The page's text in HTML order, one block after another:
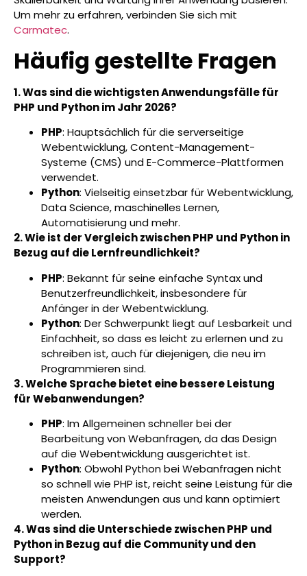
Um mehr zu erfahren, verbinden Sie sich mit
Carmatec.
Häufig gestellte Fragen
1. Was sind die wichtigsten Anwendungsfälle für
PHP und Python im Jahr 2026?
PHP: Hauptsächlich für die serverseitige
Webentwicklung, Content-Management-
Systeme (CMS) und E-Commerce-Plattformen
verwendet.
Python: Vielseitig einsetzbar für Webentwicklung,
Data Science, maschinelles Lernen,
Automatisierung und mehr.
2. Wie ist der Vergleich zwischen PHP und Python in
Bezug auf die Lernfreundlichkeit?
PHP: Bekannt für seine einfache Syntax und
Benutzerfreundlichkeit, insbesondere für
Anfänger in der Webentwicklung.
Python: Der Schwerpunkt liegt auf Lesbarkeit und
Einfachheit, so dass es leicht zu erlernen und zu
schreiben ist, auch für diejenigen, die neu im
Programmieren sind.
3. Welche Sprache bietet eine bessere Leistung
für Webanwendungen?
PHP: Im Allgemeinen schneller bei der
Bearbeitung von Webanfragen, da das Design
auf die Webentwicklung ausgerichtet ist.
Python: Obwohl Python bei Webanfragen nicht
so schnell wie PHP ist, reicht seine Leistung für die
meisten Anwendungen aus und kann optimiert
werden.
4. Was sind die Unterschiede zwischen PHP und
Python in Bezug auf die Community und den
Support?